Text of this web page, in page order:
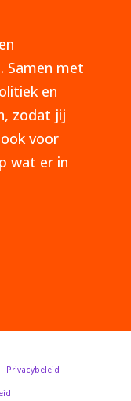
Samen met
en
zodat jij
voor
wat er in
Privacybeleid |